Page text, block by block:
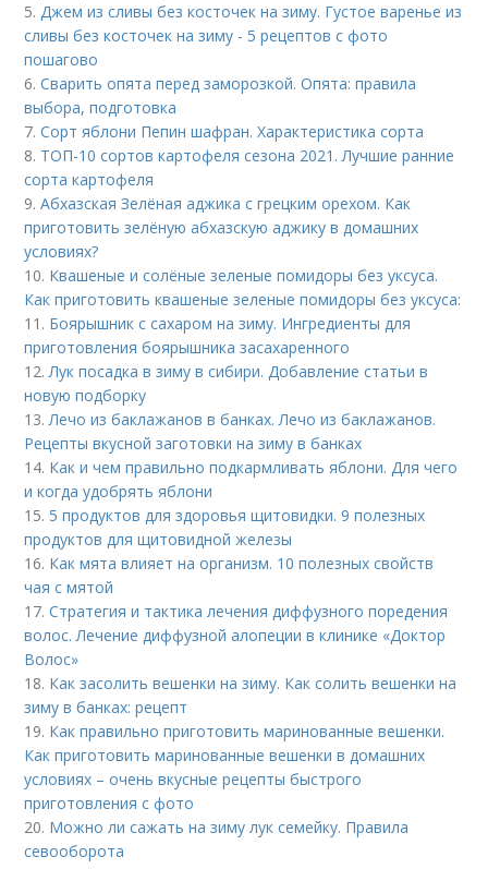
5.Джем из сливы без косточек на зиму. Густое варенье из
сливы без косточек на зиму - 5 рецептов с фото
пошагово
6.Сварить опята перед заморозкой. Опята: правила
выбора, подготовка
7.Сорт яблони Пепин шафран. Характеристика сорта
8. ТОП-10 сортов картофеля сезона 2021. Лучшие ранние
сорта картофеля
9.Абхазская Зелёная аджика с грецким орехом. Как
приготовить зелёную абхазскую аджику в домашних
условиях?
10. Квашеные и солёные зеленые помидоры без уксуса.
Как приготовить квашеные зеленые помидоры без уксуса:
11. Боярышник с сахаром на зиму. Ингредиенты для
приготовления боярышника засахаренного
12.Лук посадка в зиму в сибири. Добавление статьи в
новую подборку
13.Лечо из баклажанов в банках. Лечо из баклажанов.
Рецепты вкусной заготовки на зиму в банках
14. Как и чем правильно подкармливать яблони. Для чего
и когда удобрять яблони
15. 5 продуктов для здоровья щитовидки. 9 полезных
продуктов для щитовидной железы
16. Как мята влияет на организм. 10 полезных свойств
чая с мятой
17.Стратегия и тактика лечения диффузного поредения
волос. Лечение диффузной алопеции в клинике «Доктор
Волос»
18. Как засолить вешенки на зиму. Как солить вешенки на
зиму в банках: рецепт
19. Как правильно приготовить маринованные вешенки.
Как приготовить маринованные вешенки в домашних
условиях – очень вкусные рецепты быстрого
приготовления с фото
20. Можно ли сажать на зиму лук семейку. Правила
севооборота